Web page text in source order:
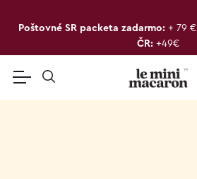
Poštovné SR packeta zadarmo: + 79 €
ČR: +49€